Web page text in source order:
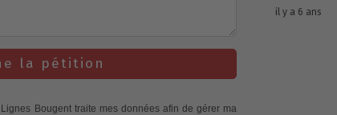
la pétition
Bougent traite mes données afin de gérer ma
il y a 6 ans